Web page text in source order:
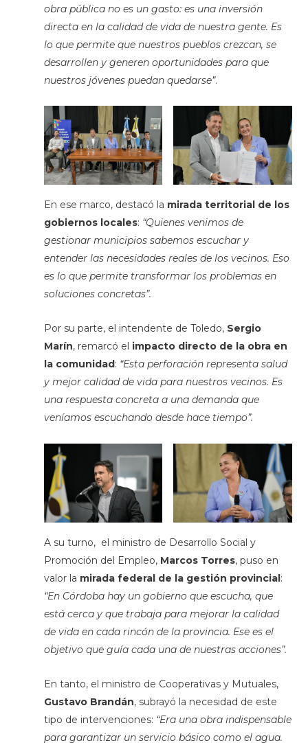
obra pública no es un gasto: es una inversión
directa en la calidad de vida de nuestra gente. Es
lo que permite que nuestros pueblos crezcan, se
desarrollen y generen oportunidades para que
nuestros jóvenes puedan quedarse”.
En ese marco, destacó la mirada territorial de los
gobiernos locales: “Quienes venimos de
gestionar municipios sabemos escuchar y
entender las necesidades reales de los vecinos. Eso
es lo que permite transformar los problemas en
soluciones concretas”.
Por su parte, el intendente de Toledo, Sergio
Marín, remarcó el impacto directo de la obra en
la comunidad : “Esta perforación representa salud
y mejor calidad de vida para nuestros vecinos. Es
una respuesta concreta a una demanda que
veníamos escuchando desde hace tiempo”.
A su turno, el ministro de Desarrollo Social y
Promoción del Empleo, Marcos Torres, puso en
valor la mirada federal de la gestión provincial:
“En Córdoba hay un gobierno que escucha, que
está cerca y que trabaja para mejorar la calidad
de vida en cada rincón de la provincia. Ese es el
objetivo que guía cada una de nuestras acciones”.
En tanto, el ministro de Cooperativas y Mutuales,
Gustavo Brandán, subrayó la necesidad de este
tipo de intervenciones: “Era una obra indispensable
para garantizar un servicio básico como el agua.